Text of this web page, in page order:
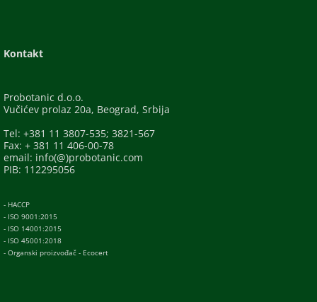
Kontakt
Probotanic d.o.o.
Vučićev prolaz 20a, Beograd, Srbija
Tel: +381 11 3807-535; 3821-567
Fax: + 381 11 406-00-78
email: info(@)probotanic.com
PIB: 112295056
- HACCP
- ISO 9001:2015
- ISO 14001:2015
- ISO 45001:2018
- Organski proizvođač - Ecocert